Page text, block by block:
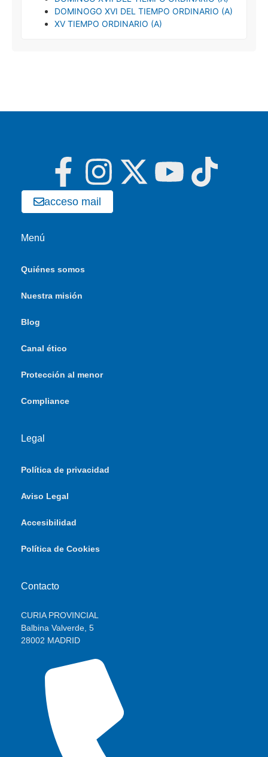
DOMINOGO XVI DEL TIEMPO ORDINARIO (A)
XV TIEMPO ORDINARIO (A)
acceso mail
Menú
Quiénes somos
Nuestra misión
Blog
Canal ético
Protección al menor
Compliance
Legal
Política de privacidad
Aviso Legal
Accesibilidad
Política de Cookies
Contacto
CURIA PROVINCIAL
Balbina Valverde, 5
28002 MADRID